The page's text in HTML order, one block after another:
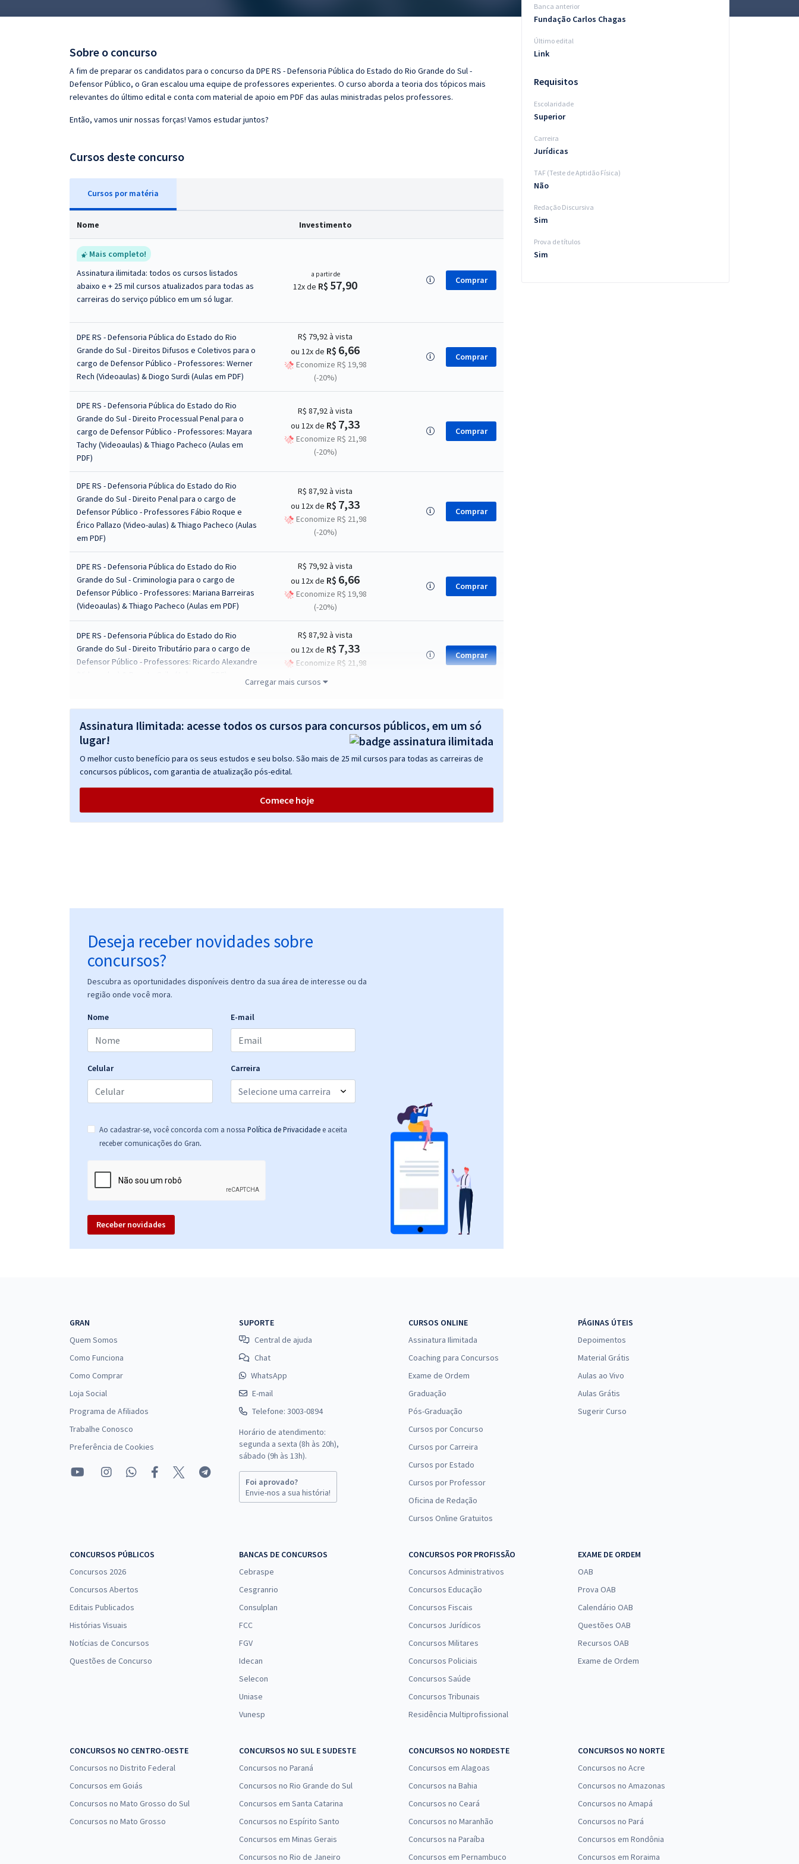
Questões grátis
Sobre o concurso
A fim de preparar os candidatos para o concurso da DPE RS - Defensoria Pública do Estado do Rio Grande do Sul -
Defensor Público, o Gran escalou uma equipe de professores experientes. O curso aborda a teoria dos tópicos mais
relevantes do último edital e conta com material de apoio em PDF das aulas ministradas pelos professores.
Então, vamos unir nossas forças! Vamos estudar juntos?
Cursos deste concurso
Cursos por matéria
Nome Investimento
Mais completo!
Assinatura ilimitada: todos os cursos listados
abaixo e + 25 mil cursos atualizados para todas as
carreiras do serviço público em um só lugar.
a partir de
12x de R$ 57,90 Comprar
DPE RS - Defensoria Pública do Estado do Rio
Grande do Sul - Direitos Difusos e Coletivos para o
cargo de Defensor Público - Professores: Werner
Rech (Videoaulas) & Diogo Surdi (Aulas em PDF)
R$ 79,92à vista
ou 12x de R$ 6,66
Economize R$ 19,98
(-20%)
Comprar
DPE RS - Defensoria Pública do Estado do Rio
Grande do Sul - Direito Processual Penal para o
cargo de Defensor Público - Professores: Mayara
Tachy (Videoaulas) & Thiago Pacheco (Aulas em
PDF)
R$ 87,92à vista
ou 12x de R$ 7,33
Economize R$ 21,98
(-20%)
Comprar
DPE RS - Defensoria Pública do Estado do Rio
Grande do Sul - Direito Penal para o cargo de
Defensor Público - Professores Fábio Roque e
Érico Pallazo (Video-aulas) & Thiago Pacheco (Aulas
em PDF)
R$ 87,92à vista
ou 12x de R$ 7,33
Economize R$ 21,98
(-20%)
Comprar
DPE RS - Defensoria Pública do Estado do Rio
Grande do Sul - Criminologia para o cargo de
Defensor Público - Professores: Mariana Barreiras
(Videoaulas) & Thiago Pacheco (Aulas em PDF)
R$ 79,92à vista
ou 12x de R$ 6,66
Economize R$ 19,98
(-20%)
Comprar
DPE RS - Defensoria Pública do Estado do Rio
Grande do Sul - Direito Tributário para o cargo de
Defensor Público - Professores: Ricardo Alexandre
R$ 87,92à vista
ou 12x de R$ 7,33
Economize R$ 21,98
Comprar
o cargo de Defensor Público - Professora Danielle
Rolim
Economize R$ 21,98
Comprar
Carregar mais cursos
Assinatura Ilimitada: acesse todos os cursos para concursos públicos, em um só
lugar!
O melhor custo benefício para os seus estudos e seu bolso. São mais de 25 mil cursos para todas as carreiras de
concursos públicos, com garantia de atualização pós-edital.
Comece hoje
Deseja receber novidades sobre
concursos?
Descubra as oportunidades disponíveis dentro da sua área de interesse ou da
região onde você mora.
Nome E-mail
Celular Carreira
Ao cadastrar-se, você concorda com a nossa Política de Privacidade e aceita
receber comunicações do Gran.
Receber novidades
Banca anterior
Fundação Carlos Chagas
Último edital
Link
Requisitos
Escolaridade
Superior
Carreira
Jurídicas
TAF (Teste de Aptidão Física)
Não
Redação Discursiva
Sim
Prova de títulos
Sim
GRAN
Quem Somos
Como Funciona
Como Comprar
Loja Social
Programa de Afiliados
Trabalhe Conosco
Preferência de Cookies
SUPORTE
Central de ajuda
Chat
WhatsApp
E-mail
Telefone: 3003-0894
Horário de atendimento:
segunda a sexta (8h às 20h),
sábado (9h às 13h).
Foi aprovado?
Envie-nos a sua história!
CURSOS ONLINE
Assinatura Ilimitada
Coaching para Concursos
Exame de Ordem
Graduação
Pós-Graduação
Cursos por Concurso
Cursos por Carreira
Cursos por Estado
Cursos por Professor
Oficina de Redação
Cursos Online Gratuitos
PÁGINAS ÚTEIS
Depoimentos
Material Grátis
Aulas ao Vivo
Aulas Grátis
Sugerir Curso
CONCURSOS PÚBLICOS
Concursos 2026
Concursos Abertos
Editais Publicados
Histórias Visuais
Notícias de Concursos
Questões de Concurso
BANCAS DE CONCURSOS
Cebraspe
Cesgranrio
Consulplan
FCC
FGV
Idecan
Selecon
Uniase
Vunesp
CONCURSOS POR PROFISSÃO
Concursos Administrativos
Concursos Educação
Concursos Fiscais
Concursos Jurídicos
Concursos Militares
Concursos Policiais
Concursos Saúde
Concursos Tribunais
Residência Multiprofissional
EXAME DE ORDEM
OAB
Prova OAB
Calendário OAB
Questões OAB
Recursos OAB
Exame de Ordem
CONCURSOS NO CENTRO-OESTE
Concursos no Distrito Federal
Concursos em Goiás
Concursos no Mato Grosso do Sul
Concursos no Mato Grosso
CONCURSOS NO SUL E SUDESTE
Concursos no Paraná
Concursos no Rio Grande do Sul
Concursos em Santa Catarina
Concursos no Espírito Santo
Concursos em Minas Gerais
Concursos no Rio de Janeiro
CONCURSOS NO NORDESTE
Concursos em Alagoas
Concursos na Bahia
Concursos no Ceará
Concursos no Maranhão
Concursos na Paraíba
Concursos em Pernambuco
CONCURSOS NO NORTE
Concursos no Acre
Concursos no Amazonas
Concursos no Amapá
Concursos no Pará
Concursos em Rondônia
Concursos em Roraima